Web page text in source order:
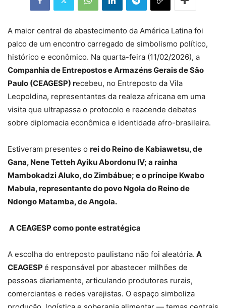
A maior central de abastecimento da América Latina foi
palco de um encontro carregado de simbolismo político,
histórico e econômico. Na quarta-feira (11/02/2026), a
Companhia de Entrepostos e Armazéns Gerais de São
Paulo (CEAGESP) recebeu, no Entreposto da Vila
Leopoldina, representantes da realeza africana em uma
visita que ultrapassa o protocolo e reacende debates
sobre diplomacia econômica e identidade afro-brasileira.
Estiveram presentes o rei do Reino de Kabiawetsu, de
Gana, Nene Tetteh Ayiku Abordonu IV; a rainha
Mambokadzi Aluko, do Zimbábue; e o príncipe Kwabo
Mabula, representante do povo Ngola do Reino de
Ndongo Matamba, de Angola.
A CEAGESP como ponte estratégica
A escolha do entreposto paulistano não foi aleatória. A
CEAGESP é responsável por abastecer milhões de
pessoas diariamente, articulando produtores rurais,
comerciantes e redes varejistas. O espaço simboliza